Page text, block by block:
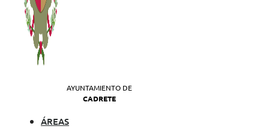
AYUNTAMIENTO DE
CADRETE
ÁREAS